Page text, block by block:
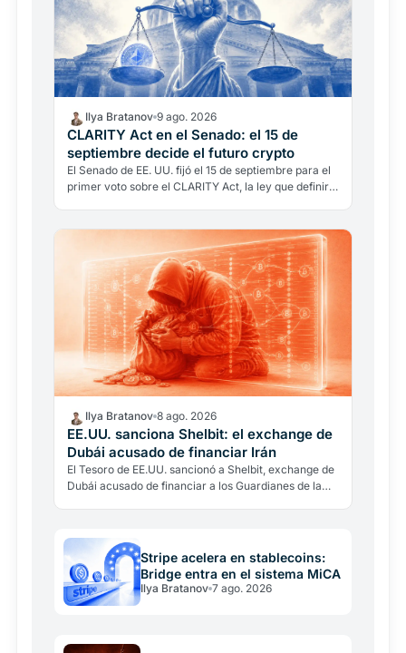
Ilya Bratanov 9 ago. 2026
CLARITY Act en el Senado: el 15 de
septiembre decide el futuro crypto
El Senado de EE. UU. fijó el 15 de septiembre para el
primer voto sobre el CLARITY Act, la ley que definiría
Ilya Bratanov 8 ago. 2026
EE.UU. sanciona Shelbit: el exchange de
Dubái acusado de financiar Irán
El Tesoro de EE.UU. sancionó a Shelbit, exchange de
Dubái acusado de financiar a los Guardianes de la
Stripe acelera en stablecoins:
Bridge entra en el sistema MiCA
Ilya Bratanov 7 ago. 2026